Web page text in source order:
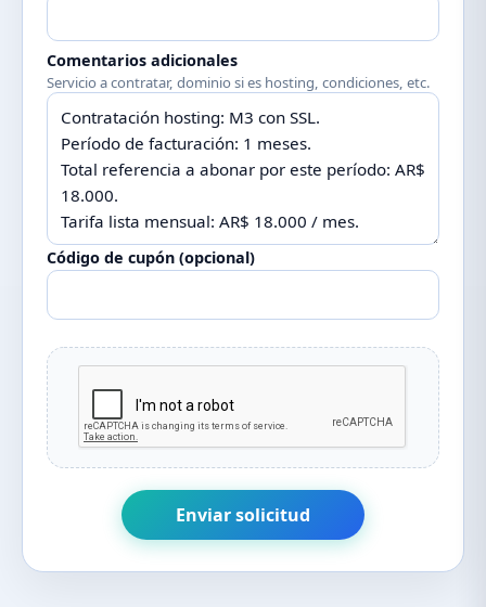
Comentarios adicionales
Servicio a contratar, dominio si es hosting, condiciones, etc.
Código de cupón (opcional)
Enviar solicitud